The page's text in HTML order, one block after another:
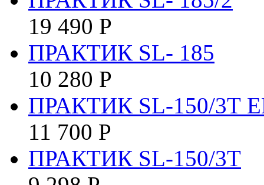
19 490 Р
ПРАКТИК SL- 185
10 280 Р
ПРАКТИК SL-150/3Т
11 700 Р
ПРАКТИК SL-150/3Т